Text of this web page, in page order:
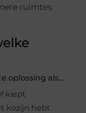
ruimtes
oplossing als…
kiept
kozijn hebt